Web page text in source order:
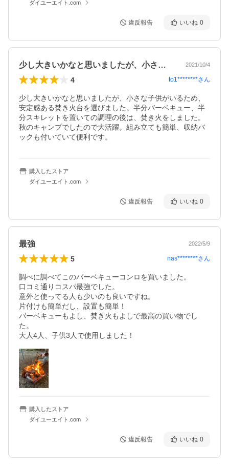
ダイユーエイト.com
違反報告 いいね 0
少し大きいかなと思いましたが、小さな子… 2021/10/4
4 to1********さん
少し大きいかなと思いましたが、小さな子供がいるため、
安定感ある焚き火台を選びました。半分バーベキュー、半
分スキレットを置いての調理の後は、焚き火をしました。
秋のキャンプでしたので大活躍。組み立ても簡単、収納バ
ックも付いていて便利です。
購入したストア
ダイユーエイト.com
違反報告 いいね 0
最強 2022/5/9
5 nas********さん
調べに調べてこのバーベキューコンロを買いました。
口コミ通りコスパ最強でした。
意外と使ってる人も少いのも良いですね。
片付けも簡単だし、設置も簡単！
バーベキューもよし、焚き火もよしで最高の買い物でし
た。
大人4人、子供3人で使用しました！
購入したストア
ダイユーエイト.com
違反報告 いいね 0